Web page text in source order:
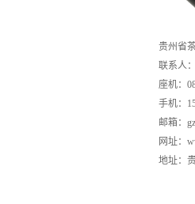
贵州省
联系人
座机：
手机：
邮箱：
网址：
地址：